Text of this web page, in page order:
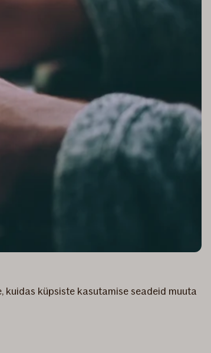
kuidas küpsiste kasutamise seadeid muuta